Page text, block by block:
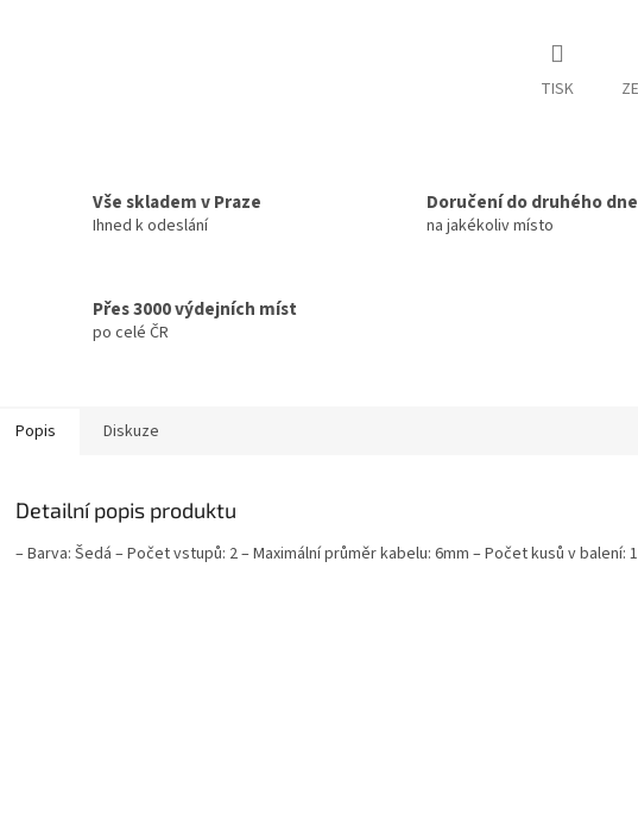
TISK
Vše skladem v Praze
Ihned k odeslání
Doručení do druhého dne
na jakékoliv místo
Přes 3000 výdejních míst
po celé ČR
Popis Diskuze
Detailní popis produktu
– Barva: Šedá – Počet vstupů: 2 – Maximální průměr kabelu: 6mm – Počet kusů v balení: